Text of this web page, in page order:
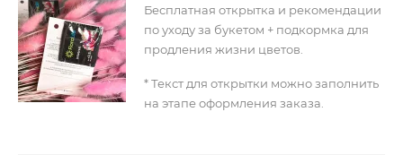
Бесплатная открытка и рекомендации
по уходу за букетом + подкормка для
продления жизни цветов.
* Текст для открытки можно заполнить
на этапе оформления заказа.